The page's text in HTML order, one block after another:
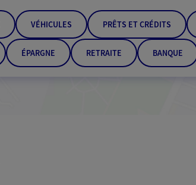
VÉHICULES PRÊTS ET CRÉDITS
ÉPARGNE RETRAITE BANQUE